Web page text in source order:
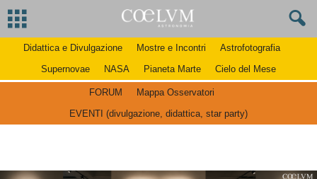
Didattica e Divulgazione Mostre e Incontri
Astrofotografia
Supernovae
NASA Pianeta Marte Cielo del Mese
FORUM
Mappa Osservatori
EVENTI (divulgazione, didattica, star party)